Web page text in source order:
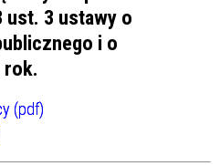
ust. 3 ustawy o
i o
rok.
(pdf)